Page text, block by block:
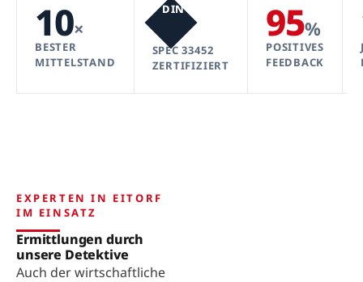
10×
BESTER
MITTELSTAND
DIN
SPEC 33452
ZERTIFIZIERT
95%
POSITIVES
FEEDBACK
EXPERTEN IN EITORF
IM EINSATZ
Ermittlungen durch
unsere Detektive
Auch der wirtschaftliche